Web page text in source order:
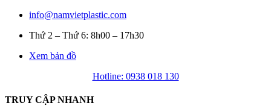
info@namvietplastic.com
Thứ 2 – Thứ 6: 8h00 – 17h30
Xem bản đồ
Hotline: 0938 018 130
TRUY CẬP NHANH